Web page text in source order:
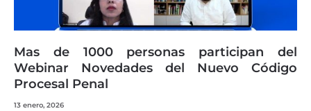
Mas de 1000 personas participan del
Webinar Novedades del Nuevo Código
Procesal Penal
13 enero, 2026